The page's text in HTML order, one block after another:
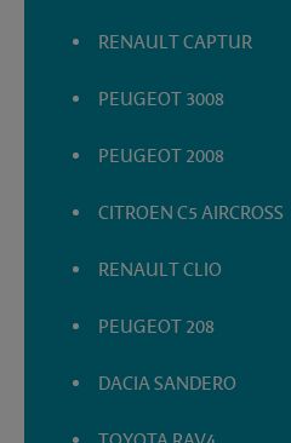
RENAULT CAPTUR
PEUGEOT 3008
PEUGEOT 2008
CITROEN C5 AIRCROSS
RENAULT CLIO
PEUGEOT 208
DACIA SANDERO